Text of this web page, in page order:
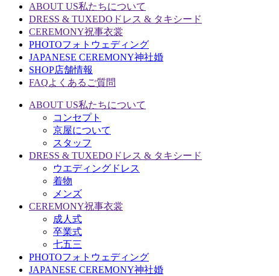
ABOUT US私たちについて
DRESS & TUXEDO ドレス & タキシード
CEREMONY祝事衣裳
PHOTOフォトウェディング
JAPANESE CEREMONY神社婚
SHOP店舗情報
FAQよくあるご質問
ABOUT US私たちについて
コンセプト
京屋について
スタッフ
DRESS & TUXEDO ドレス & タキシード
ウエディングドレス
着物
メンズ
CEREMONY祝事衣裳
成人式
卒業式
七五三
PHOTOフォトウェディング
JAPANESE CEREMONY神社婚